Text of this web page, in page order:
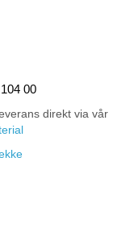
00
direkt via vår